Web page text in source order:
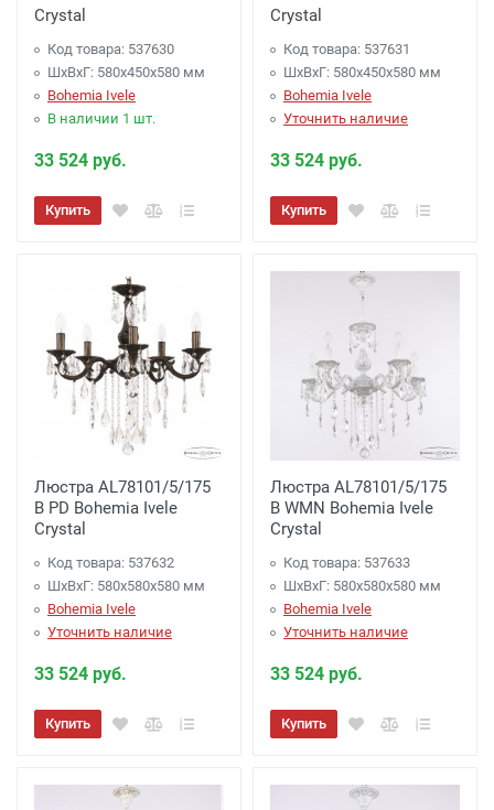
Crystal
Код товара: 537630
ШхВхГ: 580х450x580 мм
Bohemia Ivele
В наличии 1 шт.
33 524 руб.
Купить
Crystal
Код товара: 537631
ШхВхГ: 580х450x580 мм
Bohemia Ivele
Уточнить наличие
33 524 руб.
Купить
Люстра AL78101/5/175
B PD Bohemia Ivele
Crystal
Код товара: 537632
ШхВхГ: 580х580x580 мм
Bohemia Ivele
Уточнить наличие
33 524 руб.
Купить
Люстра AL78101/5/175
B WMN Bohemia Ivele
Crystal
Код товара: 537633
ШхВхГ: 580х580x580 мм
Bohemia Ivele
Уточнить наличие
33 524 руб.
Купить